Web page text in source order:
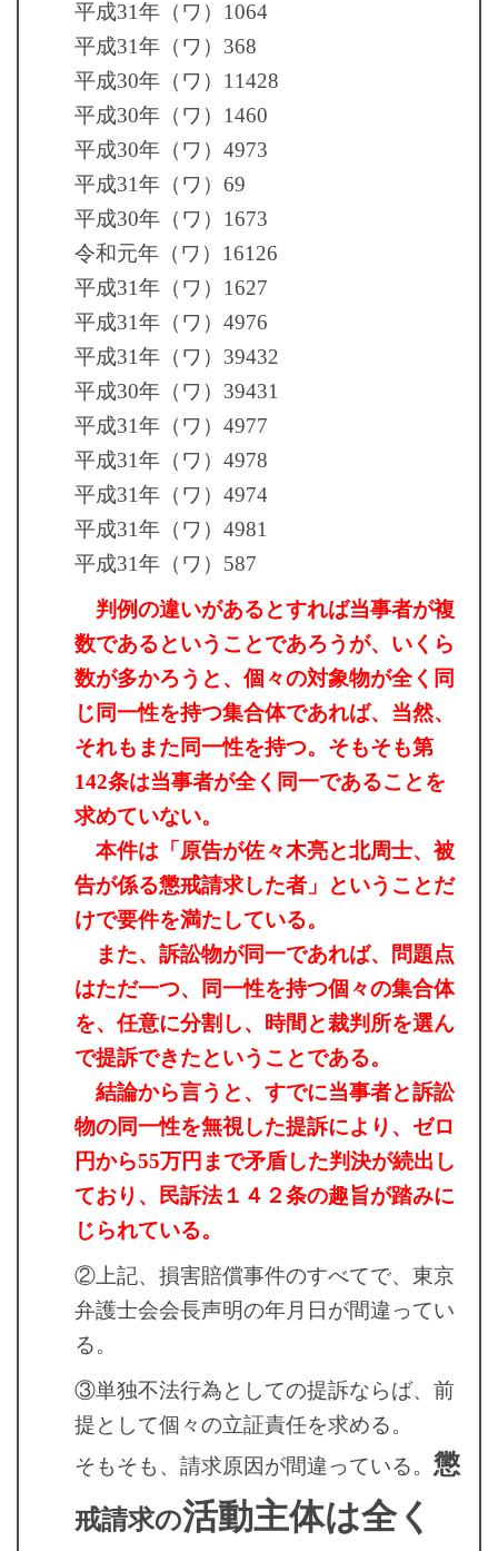
平成31年（ワ）1064
平成31年（ワ）368
平成30年（ワ）11428
平成30年（ワ）1460
平成30年（ワ）4973
平成31年（ワ）69
平成30年（ワ）1673
令和元年（ワ）16126
平成31年（ワ）1627
平成31年（ワ）4976
平成31年（ワ）39432
平成30年（ワ）39431
平成31年（ワ）4977
平成31年（ワ）4978
平成31年（ワ）4974
平成31年（ワ）4981
平成31年（ワ）587
判例の違いがあるとすれば当事者が複
数であるということであろうが、いくら
数が多かろうと、個々の対象物が全く同
じ同一性を持つ集合体であれば、当然、
それもまた同一性を持つ。そもそも第
142条は当事者が全く同一であることを
求めていない。
本件は「原告が佐々木亮と北周士、被
告が係る懲戒請求した者」ということだ
けで要件を満たしている。
また、訴訟物が同一であれば、問題点
はただ一つ、同一性を持つ個々の集合体
を、任意に分割し、時間と裁判所を選ん
で提訴できたということである。
結論から言うと、すでに当事者と訴訟
物の同一性を無視した提訴により、ゼロ
円から55万円まで矛盾した判決が続出し
ており、民訴法１４２条の趣旨が踏みに
じられている。
②上記、損害賠償事件のすべてで、東京
弁護士会会長声明の年月日が間違ってい
る。
③単独不法行為としての提訴ならば、前
提として個々の立証責任を求める。
そもそも、請求原因が間違っている。 懲
戒請求の活動主体は全く